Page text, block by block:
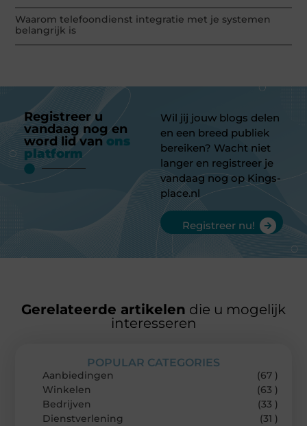
Waarom telefoondienst integratie met je systemen
belangrijk is
Registreer u
vandaag nog en
word lid van ons
platform
Wil jij jouw blogs delen
en een breed publiek
bereiken? Wacht niet
langer en registreer je
vandaag nog op Kings-
place.nl
Registreer nu!
Gerelateerde artikelen die u mogelijk
interesseren
POPULAR CATEGORIES
Aanbiedingen
(67 )
Winkelen
(63 )
Bedrijven
(33 )
Dienstverlening
(31 )